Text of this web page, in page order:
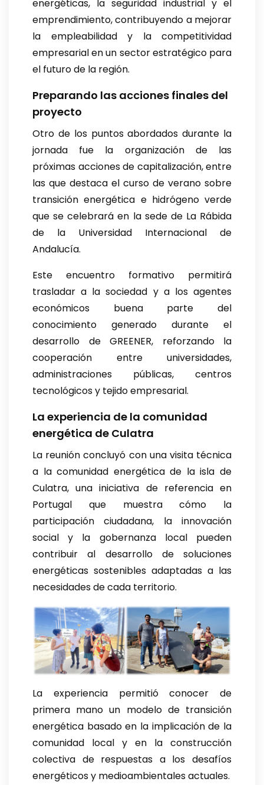
energéticas, la seguridad industrial y el
emprendimiento, contribuyendo a mejorar
la empleabilidad y la competitividad
empresarial en un sector estratégico para
el futuro de la región.
Preparando las acciones finales del
proyecto
Otro de los puntos abordados durante la
jornada fue la organización de las
próximas acciones de capitalización, entre
las que destaca el curso de verano sobre
transición energética e hidrógeno verde
que se celebrará en la sede de La Rábida
de la Universidad Internacional de
Andalucía.
Este encuentro formativo permitirá
trasladar a la sociedad y a los agentes
económicos buena parte del
conocimiento generado durante el
desarrollo de GREENER, reforzando la
cooperación entre universidades,
administraciones públicas, centros
tecnológicos y tejido empresarial.
La experiencia de la comunidad
energética de Culatra
La reunión concluyó con una visita técnica
a la comunidad energética de la isla de
Culatra, una iniciativa de referencia en
Portugal que muestra cómo la
participación ciudadana, la innovación
social y la gobernanza local pueden
contribuir al desarrollo de soluciones
energéticas sostenibles adaptadas a las
necesidades de cada territorio.
La experiencia permitió conocer de
primera mano un modelo de transición
energética basado en la implicación de la
comunidad local y en la construcción
colectiva de respuestas a los desafíos
energéticos y medioambientales actuales.